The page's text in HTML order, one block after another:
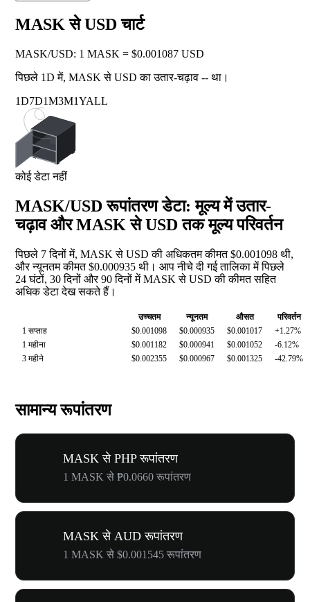
MASK से USD चार्ट
MASK/USD: 1 MASK = $0.001087 USD
पिछले 1D में, MASK से USD का उतार-चढ़ाव -- था।
1D7D1M3M1YALL
कोई डेटा नहीं
MASK/USD रूपांतरण डेटा: मूल्य में उतार-
चढ़ाव और MASK से USD तक मूल्य परिवर्तन
पिछले 7 दिनों में, MASK से USD की अधिकतम कीमत $0.001098 थी,
और न्यूनतम कीमत $0.000935 थी। आप नीचे दी गई तालिका में पिछले
24 घंटों, 30 दिनों और 90 दिनों में MASK से USD की कीमत सहित
अधिक डेटा देख सकते हैं।
उच्चतम न्यूनतम औसत
परिवर्तन
1 सप्ताह
$0.001098 $0.000935 $0.001017
+1.27%
1 महीना
$0.001182 $0.000941 $0.001052
-6.12%
3 महीने
$0.002355 $0.000967 $0.001325 -42.79%
सामान्य रूपांतरण
MASK से PHP रूपांतरण
1 MASK से ₱0.0660 रूपांतरण
MASK से AUD रूपांतरण
1 MASK से $0.001545 रूपांतरण